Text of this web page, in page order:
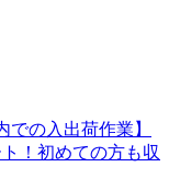
の入出荷作業】
！初めての方も収